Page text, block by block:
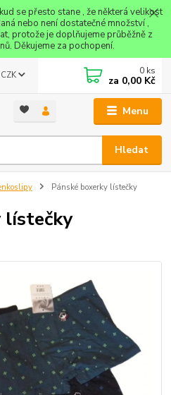
se přesto stane , že některá velikost
nebo není dostatečné množství ,
protože je doplňujeme průběžně z
Děkujeme za pochopení.
Menu
CZK
Hledat
0 ks
za 0,00 Kč
Pánské boxerky lístečky
lístečky